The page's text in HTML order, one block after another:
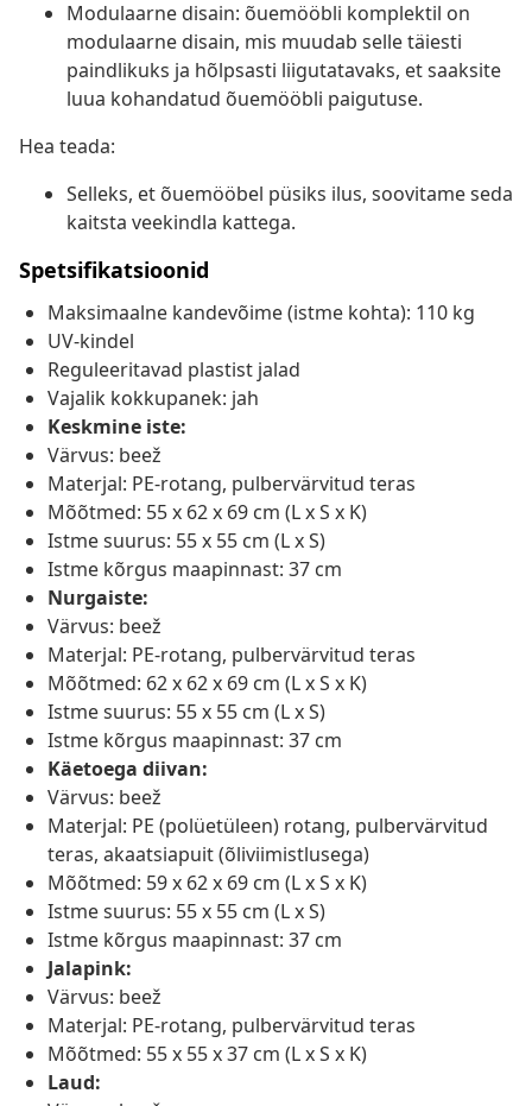
Modulaarne disain: õuemööbli komplektil on
modulaarne disain, mis muudab selle täiesti
paindlikuks ja hõlpsasti liigutatavaks, et saaksite
luua kohandatud õuemööbli paigutuse.
Hea teada:
Selleks, et õuemööbel püsiks ilus, soovitame seda
kaitsta veekindla kattega.
Spetsifikatsioonid
Maksimaalne kandevõime (istme kohta): 110 kg
UV-kindel
Reguleeritavad plastist jalad
Vajalik kokkupanek: jah
Keskmine iste:
Värvus: beež
Materjal: PE-rotang, pulbervärvitud teras
Mõõtmed: 55 x 62 x 69 cm (L x S x K)
Istme suurus: 55 x 55 cm (L x S)
Istme kõrgus maapinnast: 37 cm
Nurgaiste:
Värvus: beež
Materjal: PE-rotang, pulbervärvitud teras
Mõõtmed: 62 x 62 x 69 cm (L x S x K)
Istme suurus: 55 x 55 cm (L x S)
Istme kõrgus maapinnast: 37 cm
Käetoega diivan:
Värvus: beež
Materjal: PE (polüetüleen) rotang, pulbervärvitud
teras, akaatsiapuit (õliviimistlusega)
Mõõtmed: 59 x 62 x 69 cm (L x S x K)
Istme suurus: 55 x 55 cm (L x S)
Istme kõrgus maapinnast: 37 cm
Jalapink:
Värvus: beež
Materjal: PE-rotang, pulbervärvitud teras
Mõõtmed: 55 x 55 x 37 cm (L x S x K)
Laud: